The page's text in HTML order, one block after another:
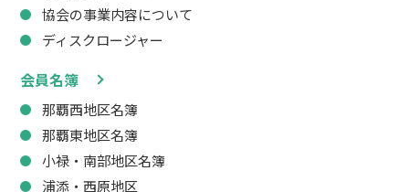
協会の事業内容について
ディスクロージャー
会員名簿
那覇西地区名簿
那覇東地区名簿
小禄・南部地区名簿
浦添・西原地区